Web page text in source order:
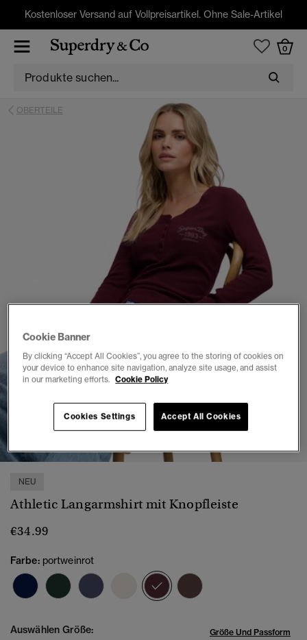
Kostenloser Versand auf Vollpreisartikel. Ohne Sale-Artikel
0
OBERTEILE
1 2 3 5 6 7
NEU
Athletic Langarmshirt mit Knopfleiste
€34.99
Farbe: portweinrot
Ausgewählt
Auswählen Größe: Größe Und Passform
Cookie Banner
By clicking “Accept All Cookies”, you agree to the storing of cookies on
your device to enhance site navigation, analyze site usage, and assist
in our marketing efforts. Cookie Policy
Accept All Cookies
Cookies Settings